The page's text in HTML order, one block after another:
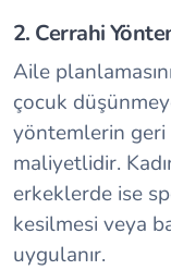
2. Cerrahi
Aile
çocuk
yöntemlerin
maliyetlidir.
erkeklerde ise
kesilmesi veya
uygulanır.